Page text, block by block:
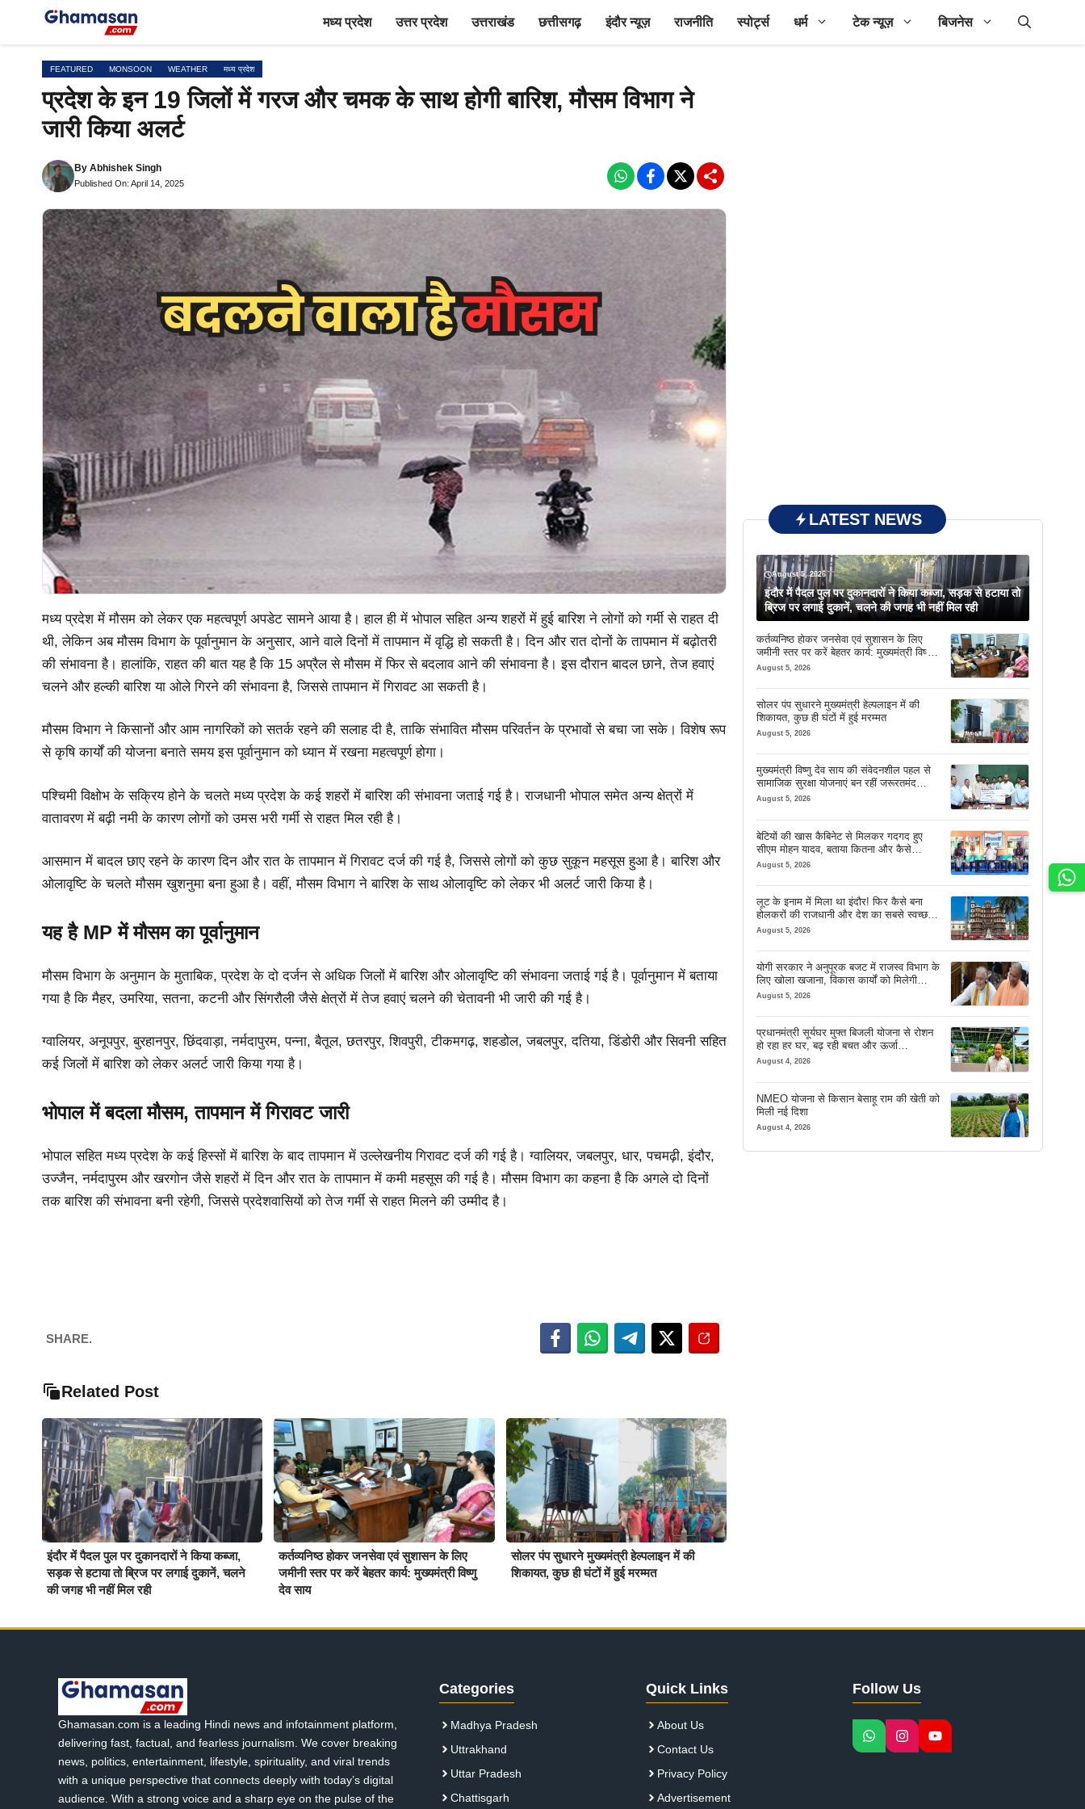
मध्य प्रदेश उत्तर प्रदेश उत्तराखंड छत्तीसगढ़ इंदौर न्यूज़ राजनीति स्पोर्ट्स धर्म टेक न्यूज़ बिजनेस
FEATURED MONSOON WEATHER मध्य प्रदेश
प्रदेश के इन 19 जिलों में गरज और चमक के साथ होगी बारिश, मौसम विभाग ने
जारी किया अलर्ट
By Abhishek Singh
Published On: April 14, 2025
मध्य प्रदेश में मौसम को लेकर एक महत्वपूर्ण अपडेट सामने आया है। हाल ही में भोपाल सहित अन्य शहरों में हुई बारिश ने लोगों को गर्मी से राहत दी
थी, लेकिन अब मौसम विभाग के पूर्वानुमान के अनुसार, आने वाले दिनों में तापमान में वृद्धि हो सकती है। दिन और रात दोनों के तापमान में बढ़ोतरी
की संभावना है। हालांकि, राहत की बात यह है कि 15 अप्रैल से मौसम में फिर से बदलाव आने की संभावना है। इस दौरान बादल छाने, तेज हवाएं
चलने और हल्की बारिश या ओले गिरने की संभावना है, जिससे तापमान में गिरावट आ सकती है। ​
मौसम विभाग ने किसानों और आम नागरिकों को सतर्क रहने की सलाह दी है, ताकि संभावित मौसम परिवर्तन के प्रभावों से बचा जा सके। विशेष रूप
से कृषि कार्यों की योजना बनाते समय इस पूर्वानुमान को ध्यान में रखना महत्वपूर्ण होगा।​
पश्चिमी विक्षोभ के सक्रिय होने के चलते मध्य प्रदेश के कई शहरों में बारिश की संभावना जताई गई है। राजधानी भोपाल समेत अन्य क्षेत्रों में
वातावरण में बढ़ी नमी के कारण लोगों को उमस भरी गर्मी से राहत मिल रही है।
आसमान में बादल छाए रहने के कारण दिन और रात के तापमान में गिरावट दर्ज की गई है, जिससे लोगों को कुछ सुकून महसूस हुआ है। बारिश और
ओलावृष्टि के चलते मौसम खुशनुमा बना हुआ है। वहीं, मौसम विभाग ने बारिश के साथ ओलावृष्टि को लेकर भी अलर्ट जारी किया है।
यह है MP में मौसम का पूर्वानुमान
मौसम विभाग के अनुमान के मुताबिक, प्रदेश के दो दर्जन से अधिक जिलों में बारिश और ओलावृष्टि की संभावना जताई गई है। पूर्वानुमान में बताया
गया है कि मैहर, उमरिया, सतना, कटनी और सिंगरौली जैसे क्षेत्रों में तेज हवाएं चलने की चेतावनी भी जारी की गई है।
ग्वालियर, अनूपपुर, बुरहानपुर, छिंदवाड़ा, नर्मदापुरम, पन्ना, बैतूल, छतरपुर, शिवपुरी, टीकमगढ़, शहडोल, जबलपुर, दतिया, डिंडोरी और सिवनी सहित
कई जिलों में बारिश को लेकर अलर्ट जारी किया गया है।
भोपाल में बदला मौसम, तापमान में गिरावट जारी
भोपाल सहित मध्य प्रदेश के कई हिस्सों में बारिश के बाद तापमान में उल्लेखनीय गिरावट दर्ज की गई है। ग्वालियर, जबलपुर, धार, पचमढ़ी, इंदौर,
उज्जैन, नर्मदापुरम और खरगोन जैसे शहरों में दिन और रात के तापमान में कमी महसूस की गई है। मौसम विभाग का कहना है कि अगले दो दिनों
तक बारिश की संभावना बनी रहेगी, जिससे प्रदेशवासियों को तेज गर्मी से राहत मिलने की उम्मीद है।
SHARE.
Related Post
इंदौर में पैदल पुल पर दुकानदारों ने किया कब्जा,
सड़क से हटाया तो ब्रिज पर लगाई दुकानें, चलने
की जगह भी नहीं मिल रही
कर्तव्यनिष्ठ होकर जनसेवा एवं सुशासन के लिए
जमीनी स्तर पर करें बेहतर कार्य: मुख्यमंत्री विष्णु
देव साय
सोलर पंप सुधारने मुख्यमंत्री हेल्पलाइन में की
शिकायत, कुछ ही घंटों में हुई मरम्मत
LATEST NEWS
August 5, 2026
इंदौर में पैदल पुल पर दुकानदारों ने किया कब्जा, सड़क से हटाया तो
ब्रिज पर लगाई दुकानें, चलने की जगह भी नहीं मिल रही
कर्तव्यनिष्ठ होकर जनसेवा एवं सुशासन के लिए
जमीनी स्तर पर करें बेहतर कार्य: मुख्यमंत्री विष्णु
देव साय
August 5, 2026
सोलर पंप सुधारने मुख्यमंत्री हेल्पलाइन में की
शिकायत, कुछ ही घंटों में हुई मरम्मत
August 5, 2026
मुख्यमंत्री विष्णु देव साय की संवेदनशील पहल से
सामाजिक सुरक्षा योजनाएं बन रहीं जरूरतमंद
परिवारों का मजबूत सहारा
August 5, 2026
बेटियों की खास कैबिनेट से मिलकर गदगद हुए
सीएम मोहन यादव, बताया कितना और कैसे
इस्तेमाल करें AI
August 5, 2026
लूट के इनाम में मिला था इंदौर! फिर कैसे बना
होलकरों की राजधानी और देश का सबसे स्वच्छ
शहर? जानें पूरी कहानी
August 5, 2026
योगी सरकार ने अनुपूरक बजट में राजस्व विभाग के
लिए खोला खजाना, विकास कार्यों को मिलेगी
रफ्तार
August 5, 2026
प्रधानमंत्री सूर्यघर मुफ्त बिजली योजना से रोशन
हो रहा हर घर, बढ़ रही बचत और ऊर्जा
आत्मनिर्भरता
August 4, 2026
NMEO योजना से किसान बेसाहू राम की खेती को
मिली नई दिशा
August 4, 2026
Ghamasan.com is a leading Hindi news and infotainment platform,
delivering fast, factual, and fearless journalism. We cover breaking
news, politics, entertainment, lifestyle, spirituality, and viral trends
with a unique perspective that connects deeply with today’s digital
audience. With a strong voice and a sharp eye on the pulse of the
Categories
Madhya Pradesh
Uttrakhand
Uttar Pradesh
Chattisgarh
Quick Links
About Us
Contact Us
Privacy Policy
Advertisement
Follow Us